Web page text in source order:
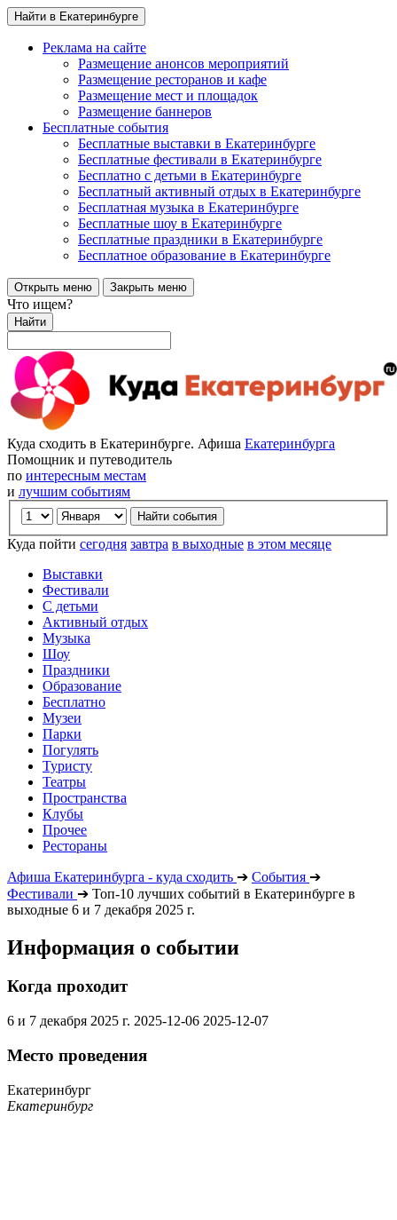
Найти в Екатеринбурге
Реклама на сайте
Размещение анонсов мероприятий
Размещение ресторанов и кафе
Размещение мест и площадок
Размещение баннеров
Бесплатные события
Бесплатные выставки в Екатеринбурге
Бесплатные фестивали в Екатеринбурге
Бесплатно с детьми в Екатеринбурге
Бесплатный активный отдых в Екатеринбурге
Бесплатная музыка в Екатеринбурге
Бесплатные шоу в Екатеринбурге
Бесплатные праздники в Екатеринбурге
Бесплатное образование в Екатеринбурге
Открыть меню Закрыть меню
Что ищем?
Найти
Куда сходить в Екатеринбурге. Афиша Екатеринбурга
Помощник и путеводитель
по интересным местам
и лучшим событиям
Куда пойти сегодня завтра в выходные в этом месяце
Выставки
Фестивали
С детьми
Активный отдых
Музыка
Шоу
Праздники
Образование
Бесплатно
Музеи
Парки
Погулять
Туристу
Театры
Пространства
Клубы
Прочее
Рестораны
Афиша Екатеринбурга - куда сходить ➔ События ➔
Фестивали ➔ Топ-10 лучших событий в Екатеринбурге в
выходные 6 и 7 декабря 2025 г.
Информация о событии
Когда проходит
6 и 7 декабря 2025 г. 2025-12-06 2025-12-07
Место проведения
Екатеринбург
Екатеринбург